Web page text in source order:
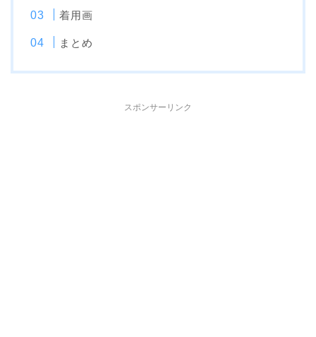
着用画
まとめ
スポンサーリンク